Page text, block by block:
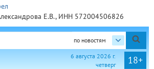
Е.В., ИНН 572004506826
по новостям
18+
6 августа 2026 г.
четверг